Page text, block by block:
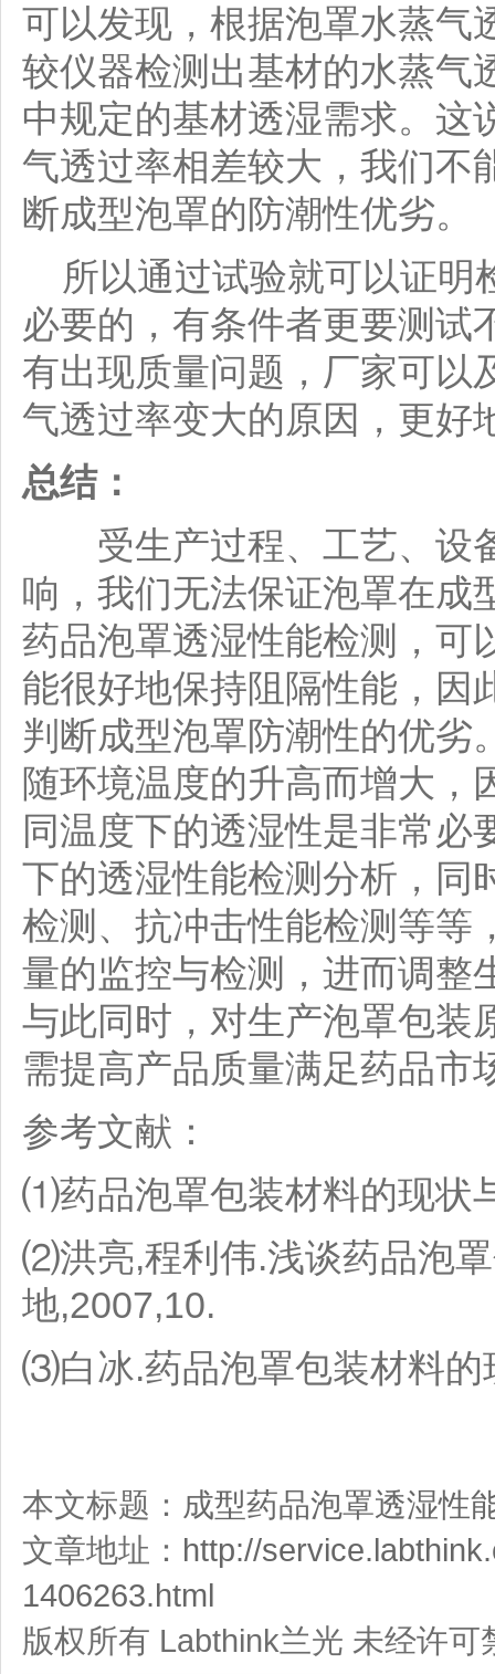
可以发现，根据泡罩水蒸气
较仪器检测出基材的水蒸气
中规定的基材透湿需求。这
气透过率相差较大，我们不
断成型泡罩的防潮性优劣。
所以通过试验就可以证明
必要的，有条件者更要测试
有出现质量问题，厂家可以
气透过率变大的原因，更好
总结：
受生产过程、工艺、设
响，我们无法保证泡罩在成
药品泡罩透湿性能检测，可
能很好地保持阻隔性能，因
判断成型泡罩防潮性的优劣
随环境温度的升高而增大，
同温度下的透湿性是非常必
下的透湿性能检测分析，同
检测、抗冲击性能检测等等
量的监控与检测，进而调整
与此同时，对生产泡罩包装
需提高产品质量满足药品市
参考文献：
⑴药品泡罩包装材料的现状
⑵洪亮,程利伟.浅谈药品泡
地,2007,10.
⑶白冰.药品泡罩包装材料的
本文标题： 成型药品泡罩透湿性
文章地址： http://
1406263.html
版权所有 Labthink兰光 未经许